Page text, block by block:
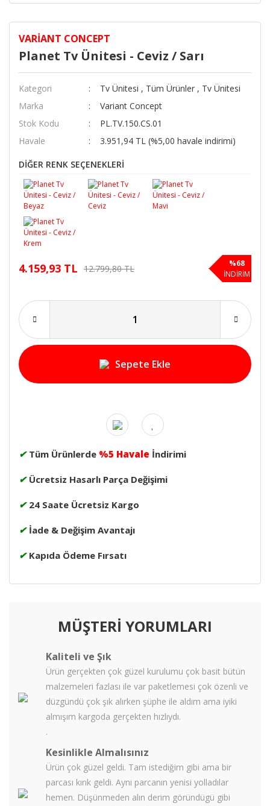
VARIANT CONCEPT
Planet Tv Ünitesi - Ceviz / Sarı
Kategori Tv Ünitesi , Tüm Ürünler , Tv Ünitesi
Marka
Variant Concept
Stok Kodu
PL.TV.150.CS.01
Havale
3.951,94 TL (%5,00 havale indirimi)
DİĞER RENK SEÇENEKLERİ
4.159,93 TL 12.799,80 TL
%68
İNDİRİM
Sepete Ekle
✔ Tüm Ürünlerde %5 Havale İndirimi
✔ Ücretsiz Hasarlı Parça Değişimi
✔ 24 Saate Ücretsiz Kargo
✔ İade & Değişim Avantajı
✔ Kapıda Ödeme Fırsatı
MÜŞTERİ YORUMLARI
Kaliteli ve Şık
Ürün gerçekten çok güzel kurulumu çok basit bütün
malzemeleri fazlası ile var paketlemesi çok özenli ve
düzgündü çok şık alırken şüphe ile aldım ama iyiki
almışım kargoda gerçekten hızlıydı.
.
Kesinlikle Almalısınız
Ürün çok güzel geldi. Tam istediğim gibi ama bir
parcası kırık geldi. Aynı parcanın yenisi yolladılar
hemen. Düşünmeden alın derim göründügü gibi